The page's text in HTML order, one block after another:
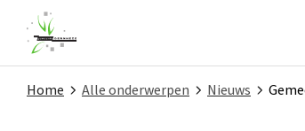
Home Alle onderwerpen Nieuws